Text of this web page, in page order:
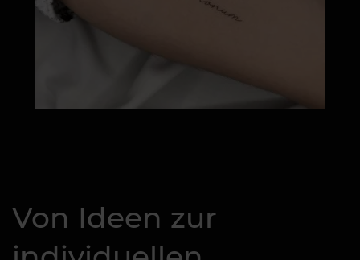
Von Ideen zur